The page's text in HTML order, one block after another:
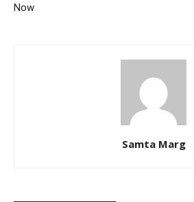
Now
Samta Marg